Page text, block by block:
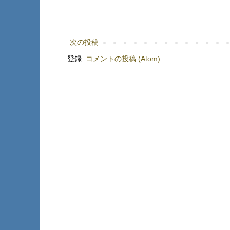
次の投稿
登録: コメントの投稿 (Atom)